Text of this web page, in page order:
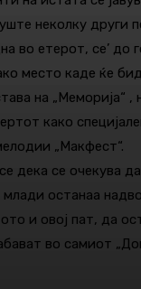
уште неколку
во етерот, се’
место каде ќе
на „Меморија“
како
„Макфест“.
дека се очекува
останаа
и овој пат, да
во самиот